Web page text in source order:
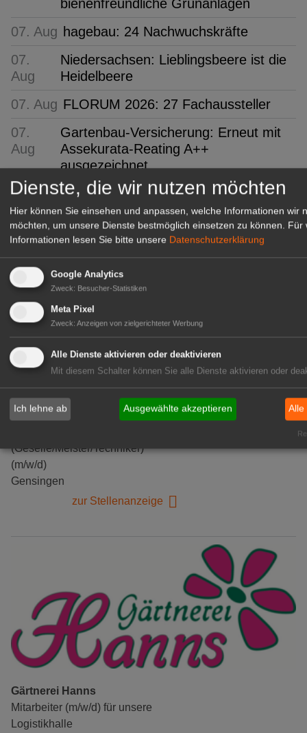
bienenfreundliche Grünanlagen
07. Aug hagebau: 24 Nachwuchskräfte
07.
Aug
Niedersachsen: Lieblingsbeere ist die
Heidelbeere
07. Aug FLORUM 2026: 27 Fachaussteller
07.
Aug
Gartenbau-Versicherung: Erneut mit
Assekurata-Reating A++
ausgezeichnet
07. Aug SYLVA: Baumschule seit 250 Jahren
GABOT Top-Jobs
Kientzler Jungpflanzen GmbH
& Co KG
(Geselle/Meister/Techniker)
(m/w/d)
Gensingen
zur Stellenanzeige
Gärtnerei Hanns
Mitarbeiter (m/w/d) für unsere
Logistikhalle
Dienste, die wir nutzen möchten
Hier können Sie einsehen und anpassen, welche Informationen wir
möchten, um unsere Dienste bestmöglich einsetzen zu können. Für
Informationen lesen Sie bitte unsere Datenschutzerklärung
Google Analytics
Zweck: Besucher-Statistiken
Meta Pixel
Zweck: Anzeigen von zielgerichteter Werbung
Alle Dienste aktivieren oder deaktivieren
Mit diesem Schalter können Sie alle Dienste aktivieren oder
Ich lehne ab Ausgewählte akzeptieren Alle